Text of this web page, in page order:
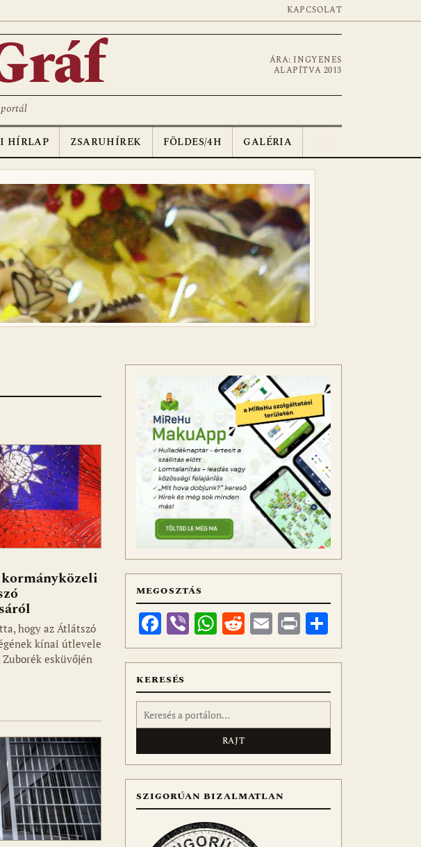
KAPCSOLAT
ÁRA: INGYENES
ALAPÍTVA 2013
HÍRLAP ZSARUHÍREK FÖLDES/4H GALÉRIA
hogy az Átlátszó
kínai útlevele
esküvőjén
MEGOSZTÁS
Facebook
ViberWhatsApp
Reddit
Email
Print
meg
KERESÉS
Keresés:
SZIGORÚAN BIZALMATLAN